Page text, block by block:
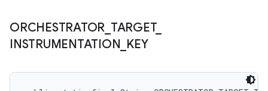
ORCHESTRATOR TARGET_
INSTRUMENTATION KEY